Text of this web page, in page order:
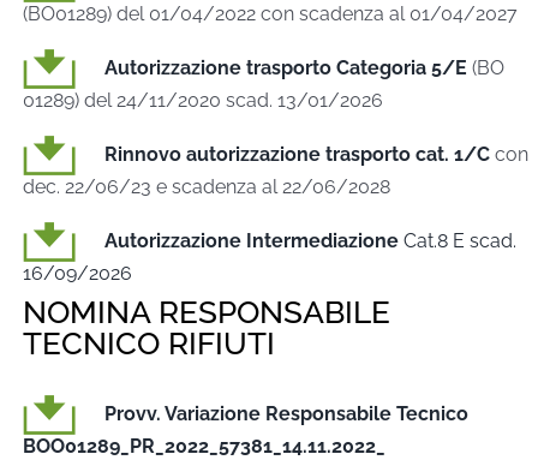
(BO01289) del 01/04/2022 con scadenza al 01/04/2027
Autorizzazione trasporto Categoria 5/E (BO
01289) del 24/11/2020 scad. 13/01/2026
Rinnovo autorizzazione trasporto cat. 1/C con
dec. 22/06/23 e scadenza al 22/06/2028
Autorizzazione Intermediazione Cat.8 E scad.
16/09/2026
NOMINA RESPONSABILE
TECNICO RIFIUTI
Provv. Variazione Responsabile Tecnico
BOO01289_PR_2022_57381_14.11.2022_